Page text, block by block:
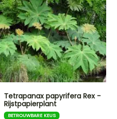
Tetrapanax papyrifera Rex -
Rijstpapierplant
BETROUWBARE KEUS